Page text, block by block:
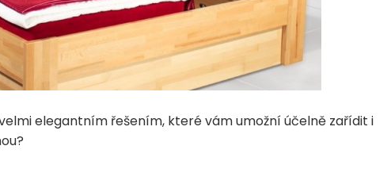
elegantním řešením, které vám umožní účelně zařídit i